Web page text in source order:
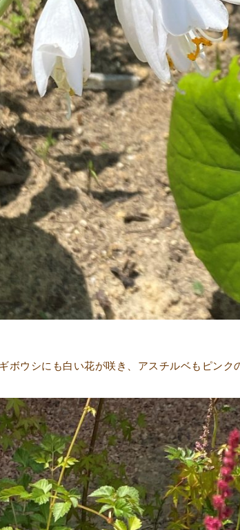
ボウシにも白い花が咲き、アスチルベもピンク